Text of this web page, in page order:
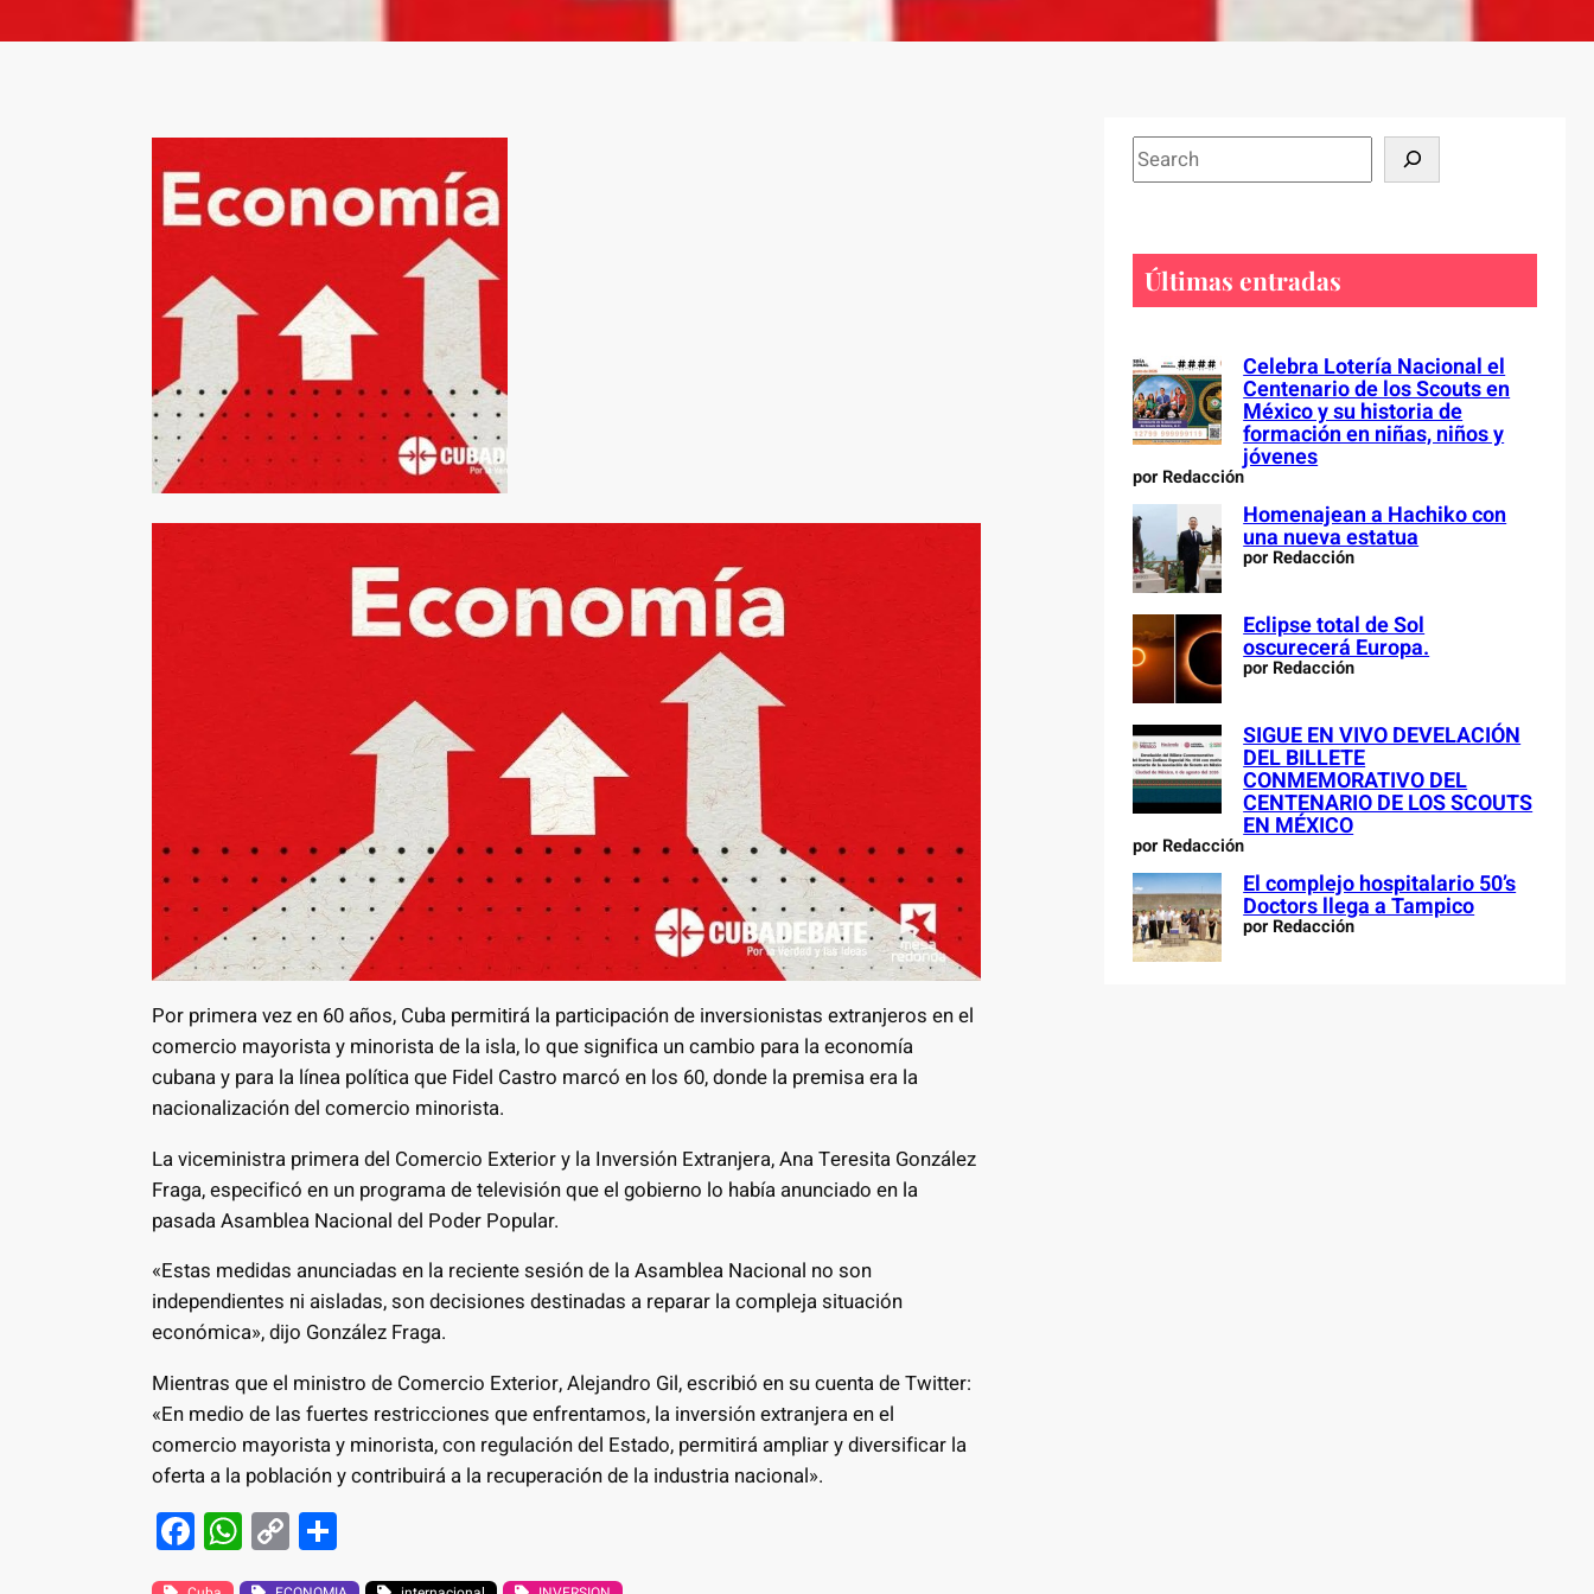
Por primera vez en 60 años, Cuba permitirá la participación de inversionistas extranjeros en el
comercio mayorista y minorista de la isla, lo que significa un cambio para la economía
cubana y para la línea política que Fidel Castro marcó en los 60, donde la premisa era la
nacionalización del comercio minorista.
La viceministra primera del Comercio Exterior y la Inversión Extranjera, Ana Teresita González
Fraga, especificó en un programa de televisión que el gobierno lo había anunciado en la
pasada Asamblea Nacional del Poder Popular.
«Estas medidas anunciadas en la reciente sesión de la Asamblea Nacional no son
independientes ni aisladas, son decisiones destinadas a reparar la compleja situación
económica», dijo González Fraga.
Mientras que el ministro de Comercio Exterior, Alejandro Gil, escribió en su cuenta de Twitter:
«En medio de las fuertes restricciones que enfrentamos, la inversión extranjera en el
comercio mayorista y minorista, con regulación del Estado, permitirá ampliar y diversificar la
oferta a la población y contribuirá a la recuperación de la industria nacional».
F
a
W
h
C
o h
S
e
h
Últimas entradas
Celebra Lotería Nacional el
Centenario de los Scouts en
México y su historia de
formación en niñas, niños y
jóvenes
por Redacción
Homenajean a Hachiko con
una nueva estatua
por Redacción
Eclipse total de Sol
oscurecerá Europa.
por Redacción
SIGUE EN VIVO DEVELACIÓN
DEL BILLETE
CONMEMORATIVO DEL
CENTENARIO DE LOS SCOUTS
EN MÉXICO
por Redacción
El complejo hospitalario 50’s
Doctors llega a Tampico
por Redacción